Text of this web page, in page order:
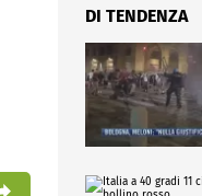
DI TENDENZA